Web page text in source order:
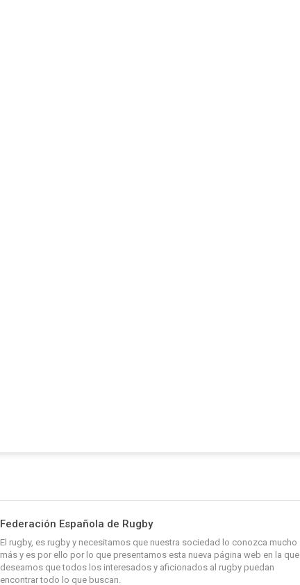
Federación Española de Rugby
El rugby, es rugby y necesitamos que nuestra sociedad lo conozca mucho
más y es por ello por lo que presentamos esta nueva página web en la que
deseamos que todos los interesados y aficionados al rugby puedan
encontrar todo lo que buscan.